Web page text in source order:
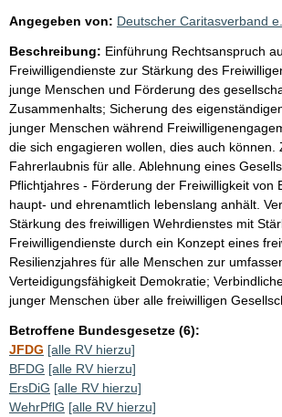
Angegeben von: Deutscher Caritasverband e.
Beschreibung: Einführung Rechtsanspruch
Freiwilligendienste zur Stärkung des
junge Menschen und Förderung des
Zusammenhalts; Sicherung des
junger Menschen während
die sich engagieren wollen, dies auch können.
Fahrerlaubnis für alle. Ablehnung eines
Pflichtjahres - Förderung der Freiwilligkeit von
haupt- und ehrenamtlich lebenslang anhält.
Stärkung des freiwilligen Wehrdienstes mit
Freiwilligendienste durch ein Konzept eines
Resilienzjahres für alle Menschen zur
Verteidigungsfähigkeit Demokratie;
junger Menschen über alle freiwilligen
Betroffene Bundesgesetze (6):
JFDG [alle RV hierzu]
BFDG [alle RV hierzu]
ErsDiG [alle RV hierzu]
WehrPflG [alle RV hierzu]